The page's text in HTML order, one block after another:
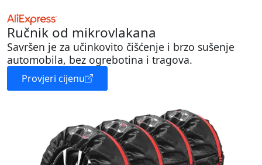
Ručnik od mikrovlakana
Savršen je za učinkovito čišćenje i brzo sušenje
automobila, bez ogrebotina i tragova.
Provjeri cijenu